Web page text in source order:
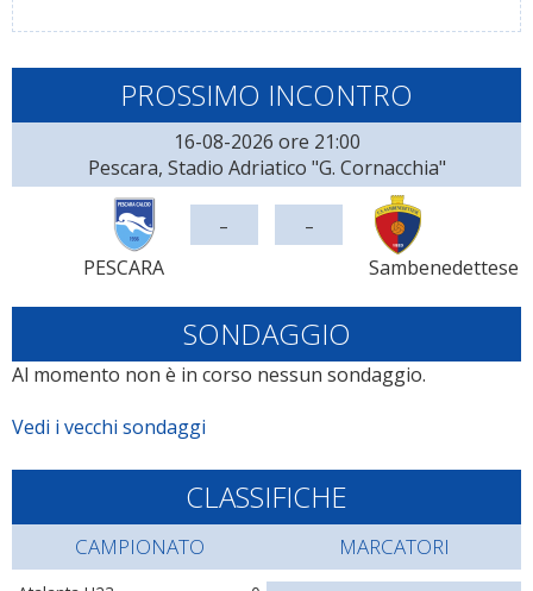
PROSSIMO INCONTRO
16-08-2026 ore 21:00
Pescara, Stadio Adriatico "G. Cornacchia"
PESCARA
- -
Sambenedettese
SONDAGGIO
Al momento non è in corso nessun sondaggio.
Vedi i vecchi sondaggi
CLASSIFICHE
CAMPIONATO MARCATORI